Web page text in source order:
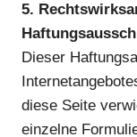
5.
Dieser
diese Seite
einzelne